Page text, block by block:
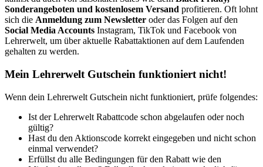
Sonderangeboten und kostenlosem Versand profitieren. Oft lohnt
sich die Anmeldung zum Newsletter oder das Folgen auf den
Social Media Accounts Instagram, TikTok und Facebook von
Lehrerwelt, um über aktuelle Rabattaktionen auf dem Laufenden
gehalten zu werden.
Mein Lehrerwelt Gutschein funktioniert nicht!
Wenn dein Lehrerwelt Gutschein nicht funktioniert, prüfe folgendes:
Ist der Lehrerwelt Rabattcode schon abgelaufen oder noch
gültig?
Hast du den Aktionscode korrekt eingegeben und nicht schon
einmal verwendet?
Erfüllst du alle Bedingungen für den Rabatt wie den